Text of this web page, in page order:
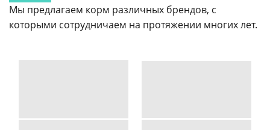
Мы предлагаем корм различных брендов, с
которыми сотрудничаем на протяжении многих лет.